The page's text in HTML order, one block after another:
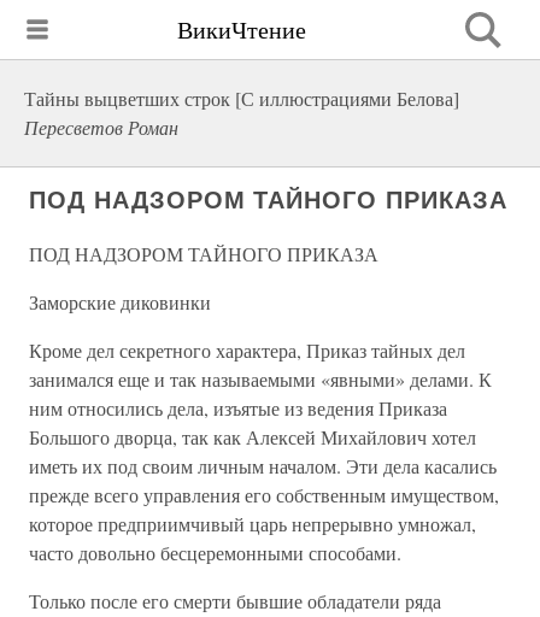
ВикиЧтение
Тайны выцветших строк [С иллюстрациями Белова]
Пересветов Роман
ПОД НАДЗОРОМ ТАЙНОГО ПРИКАЗА
ПОД НАДЗОРОМ ТАЙНОГО ПРИКАЗА
Заморские диковинки
Кроме дел секретного характера, Приказ тайных дел
занимался еще и так называемыми «явными» делами. К
ним относились дела, изъятые из ведения Приказа
Большого дворца, так как Алексей Михайлович хотел
иметь их под своим личным началом. Эти дела касались
прежде всего управления его собственным имуществом,
которое предприимчивый царь непрерывно умножал,
часто довольно бесцеремонными способами.
Только после его смерти бывшие обладатели ряда